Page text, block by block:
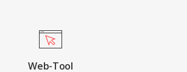
Web-Tool